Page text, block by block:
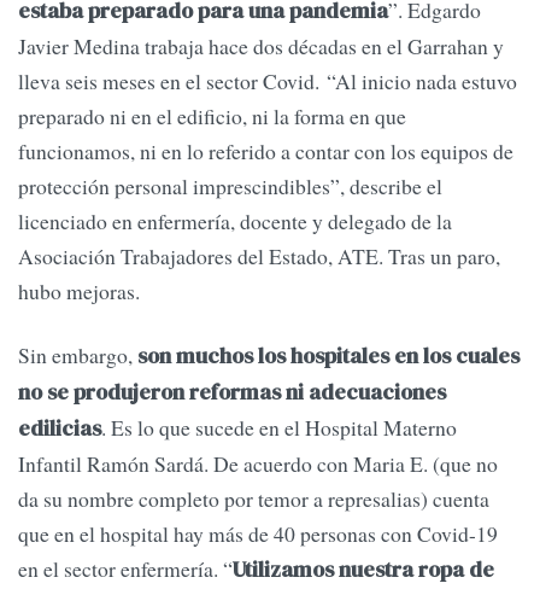
estaba preparado para una pandemia”. Edgardo
Javier Medina trabaja hace dos décadas en el Garrahan y
lleva seis meses en el sector Covid. “Al inicio nada estuvo
preparado ni en el edificio, ni la forma en que
funcionamos, ni en lo referido a contar con los equipos de
protección personal imprescindibles”, describe el
licenciado en enfermería, docente y delegado de la
Asociación Trabajadores del Estado, ATE. Tras un paro,
hubo mejoras.
Sin embargo, son muchos los hospitales en los cuales
no se produjeron reformas ni adecuaciones
edilicias. Es lo que sucede en el Hospital Materno
Infantil Ramón Sardá. De acuerdo con Maria E. (que no
da su nombre completo por temor a represalias) cuenta
que en el hospital hay más de 40 personas con Covid-19
en el sector enfermería. “Utilizamos nuestra ropa de